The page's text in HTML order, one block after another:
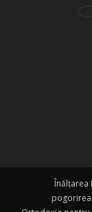
Înălțarea